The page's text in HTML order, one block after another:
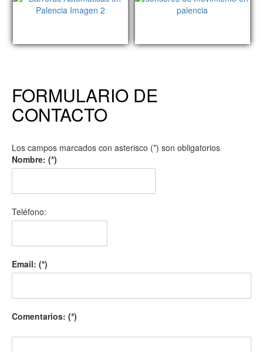
FORMULARIO DE
CONTACTO
Los campos marcados con asterisco (*) son obligatorios
Nombre: (*)
Teléfono:
Email: (*)
Comentarios: (*)